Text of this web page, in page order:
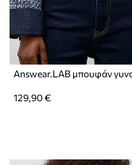
129,90 €